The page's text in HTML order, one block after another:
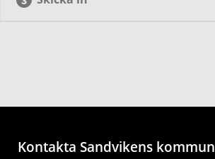
Kontakta Sandvikens kommun